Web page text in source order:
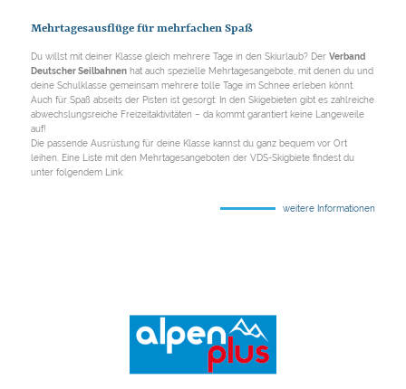
Mehrtagesausflüge für mehrfachen Spaß
Du willst mit deiner Klasse gleich mehrere Tage in den Skiurlaub? Der Verband
Deutscher Seilbahnen hat auch spezielle Mehrtagesangebote, mit denen du und
deine Schulklasse gemeinsam mehrere tolle Tage im Schnee erleben könnt.
Auch für Spaß abseits der Pisten ist gesorgt: In den Skigebieten gibt es zahlreiche
abwechslungsreiche Freizeitaktivitäten – da kommt garantiert keine Langeweile
auf!
Die passende Ausrüstung für deine Klasse kannst du ganz bequem vor Ort
leihen. Eine Liste mit den Mehrtagesangeboten der VDS-Skigbiete findest du
unter folgendem Link:
weitere Informationen